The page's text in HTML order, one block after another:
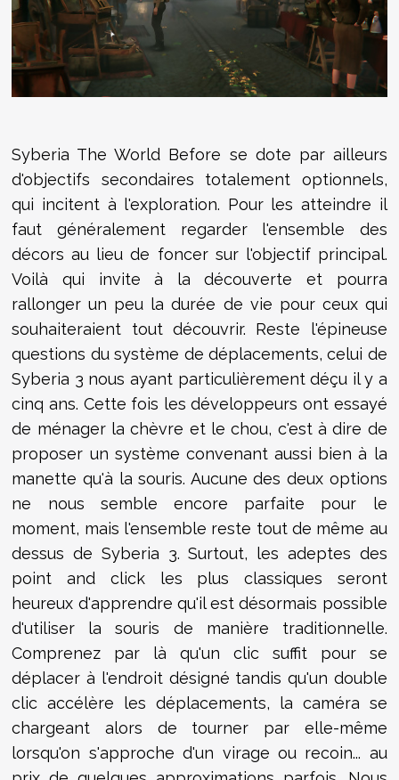
Syberia The World Before se dote par ailleurs
d'objectifs secondaires totalement optionnels,
qui incitent à l'exploration. Pour les atteindre il
faut généralement regarder l'ensemble des
décors au lieu de foncer sur l'objectif principal.
Voilà qui invite à la découverte et pourra
rallonger un peu la durée de vie pour ceux qui
souhaiteraient tout découvrir. Reste l'épineuse
questions du système de déplacements, celui de
Syberia 3 nous ayant particulièrement déçu il y a
cinq ans. Cette fois les développeurs ont essayé
de ménager la chèvre et le chou, c'est à dire de
proposer un système convenant aussi bien à la
manette qu'à la souris. Aucune des deux options
ne nous semble encore parfaite pour le
moment, mais l'ensemble reste tout de même au
dessus de Syberia 3. Surtout, les adeptes des
point and click les plus classiques seront
heureux d'apprendre qu'il est désormais possible
d'utiliser la souris de manière traditionnelle.
Comprenez par là qu'un clic suffit pour se
déplacer à l'endroit désigné tandis qu'un double
clic accélère les déplacements, la caméra se
chargeant alors de tourner par elle-même
lorsqu'on s'approche d'un virage ou recoin... au